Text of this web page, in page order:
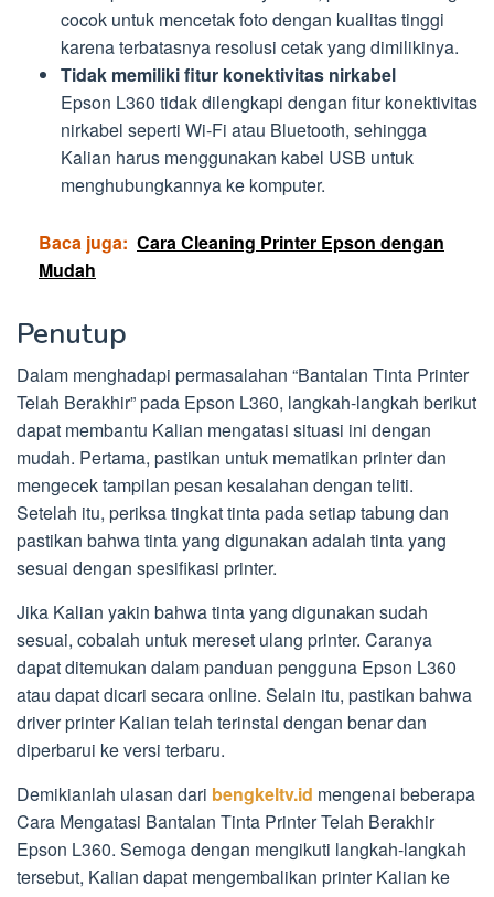
cocok untuk mencetak foto dengan kualitas tinggi
karena terbatasnya resolusi cetak yang dimilikinya.
Tidak memiliki fitur konektivitas nirkabel
Epson L360 tidak dilengkapi dengan fitur konektivitas
nirkabel seperti Wi-Fi atau Bluetooth, sehingga
Kalian harus menggunakan kabel USB untuk
menghubungkannya ke komputer.
Baca juga: Cara Cleaning Printer Epson dengan
Mudah
Penutup
Dalam menghadapi permasalahan “Bantalan Tinta Printer
Telah Berakhir” pada Epson L360, langkah-langkah berikut
dapat membantu Kalian mengatasi situasi ini dengan
mudah. Pertama, pastikan untuk mematikan printer dan
mengecek tampilan pesan kesalahan dengan teliti.
Setelah itu, periksa tingkat tinta pada setiap tabung dan
pastikan bahwa tinta yang digunakan adalah tinta yang
sesuai dengan spesifikasi printer.
Jika Kalian yakin bahwa tinta yang digunakan sudah
sesuai, cobalah untuk mereset ulang printer. Caranya
dapat ditemukan dalam panduan pengguna Epson L360
atau dapat dicari secara online. Selain itu, pastikan bahwa
driver printer Kalian telah terinstal dengan benar dan
diperbarui ke versi terbaru.
Demikianlah ulasan dari bengkeltv.id mengenai beberapa
Cara Mengatasi Bantalan Tinta Printer Telah Berakhir
Epson L360. Semoga dengan mengikuti langkah-langkah
tersebut, Kalian dapat mengembalikan printer Kalian ke